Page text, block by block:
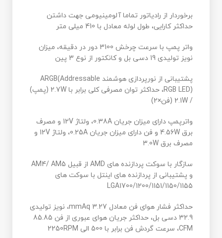
برخوردار از رادیاتور تماما آلومینیومی جهت داشتن
حداکثر کارایی، طول لوله معادل با 410 میلی متر
واتر پمپ با سرعت چرخش 3100 دور در دقیقه، میزان
نویز تولیدی 19 دسی بل و کانکتور از نوع 3 پین
پشتیبانی از نورپردازی هوشمند ARGB(Addressable
RGB LED)، حداکثر توان مصرفی کلی برابر با 2.7W (پمپ)
/ 2.1W (فن×2)
واترپمپ دارای میزان جریان 0.38A، ولتاژ 12V و مصرف
برق 4.56W و فن دارای میزان جریان 0.25A، ولتاژ 12V و
مصرف برق 3.0W
سازگار با سوکت پردازنده های AMD از قبیل AM4/ AM5
و پشتیبانی از پردازنده های اینتل با سوکت های
LGA1700/1200/1151/1150/1155
حداکثر فشار هوای فن معادل 3.27 mmAq، نویز تولیدی
32.9 دسی بل، حداکثر جریان هوای عبوری از فن 85.85
CFM، سرعت گردش فن برابر با 500 الی 2250RPM